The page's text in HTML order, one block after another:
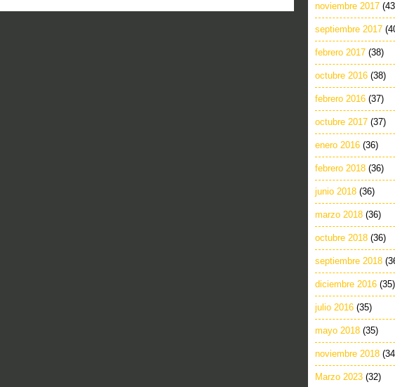
noviembre 2017
septiembre 2017
febrero 2017 (38)
octubre 2016 (38)
febrero 2016 (37)
octubre 2017 (37)
enero 2016 (36)
febrero 2018 (36)
junio 2018 (36)
marzo 2018 (36)
octubre 2018 (36)
septiembre 2018
diciembre 2016 (35)
julio 2016 (35)
mayo 2018 (35)
noviembre 2018
Marzo 2023 (32)